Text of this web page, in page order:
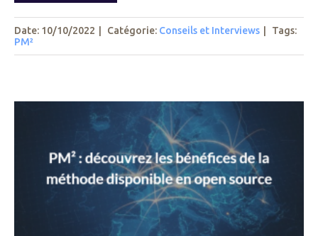
Date: 10/10/2022 Catégorie: Conseils et Interviews Tags:
PM²